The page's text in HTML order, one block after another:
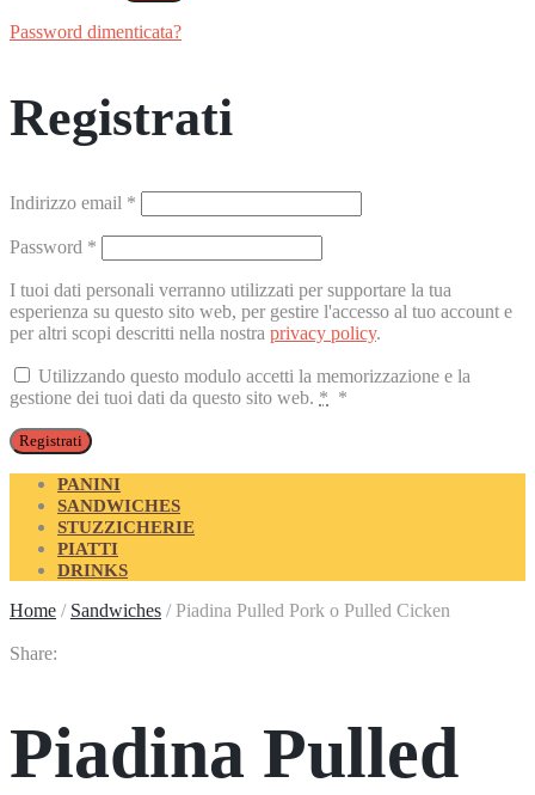
Password dimenticata?
Registrati
Indirizzo email *
Password *
I tuoi dati personali verranno utilizzati per supportare la tua
esperienza su questo sito web, per gestire l'accesso al tuo account e
per altri scopi descritti nella nostra privacy policy.
Utilizzando questo modulo accetti la memorizzazione e la
gestione dei tuoi dati da questo sito web. * *
Registrati
PANINI
SANDWICHES
STUZZICHERIE
PIATTI
DRINKS
Home / Sandwiches /Piadina Pulled Pork o Pulled Cicken
Share:
Piadina Pulled